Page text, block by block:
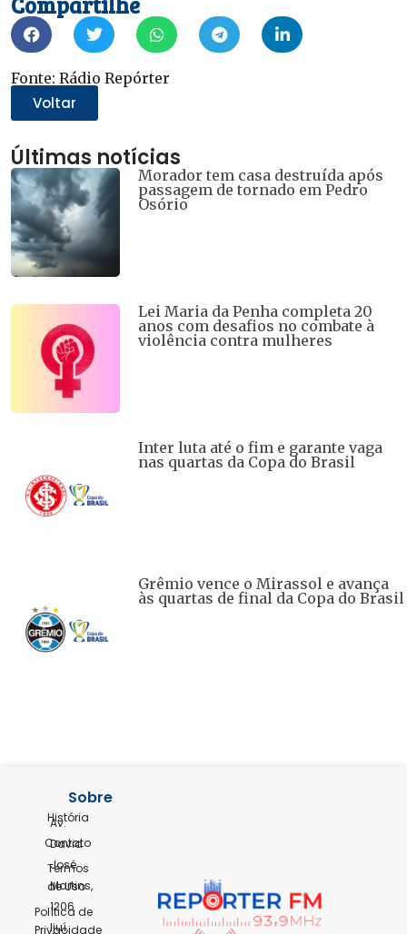
nova
janela)
nova
janela)
nova
janela) janela) janela)
Fonte: Rádio Repórter
Voltar
Últimas notícias
Morador tem casa destruída após
passagem de tornado em Pedro
Osório
Lei Maria da Penha completa 20
anos com desafios no combate à
violência contra mulheres
Inter luta até o fim e garante vaga
nas quartas da Copa do Brasil
Grêmio vence o Mirassol e avança
às quartas de final da Copa do Brasil
Av.
David
José
Martins,
1206
Ijuí,
Sobre
História
Contato
Termos
de Uso
Política de
Privacidade